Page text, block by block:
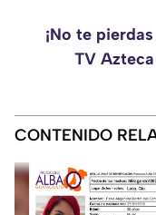
¡No te
TV
CONTENIDO